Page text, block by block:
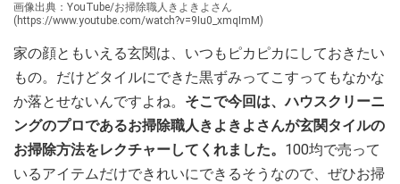
画像出典：YouTube/お掃除職人きよきよさん
(https://www.youtube.com/watch?v=9Iu0_xmqImM)
家の顔ともいえる玄関は、いつもピカピカにしておきたい
もの。だけどタイルにできた黒ずみってこすってもなかな
か落とせないんですよね。 そこで今回は、ハウスクリーニ
ングのプロであるお掃除職人きよきよさんが玄関タイルの
お掃除方法をレクチャーしてくれました。 100均で売って
いるアイテムだけできれいにできるそうなので、ぜひお掃